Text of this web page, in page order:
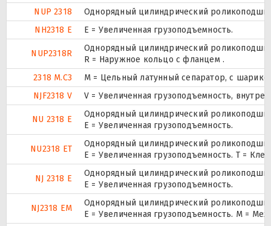
NUP 2318
Однорядный цилиндрический
NH2318 E
Е = Увеличенная грузоподъемность.
NUP2318R
Однорядный цилиндрический
R = Наружное кольцо с фланцем .
2318 M.C3
M = Цельный латунный сепаратор, с
NJF2318 V
V = Увеличенная грузоподъемность,
NU 2318 E
Однорядный цилиндрический
Е = Увеличенная грузоподъемность.
NU2318 ET
Однорядный цилиндрический
E = Увеличенная грузоподъемность. T =
NJ 2318 E
Однорядный цилиндрический
Е = Увеличенная грузоподъемность.
NJ2318 EM
Однорядный цилиндрический
E = Увеличенная грузоподъемность. М =